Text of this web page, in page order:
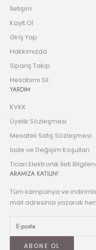
İletişim
Kayıt Ol
Giriş Yap
Hakkımızda
Sipariş Takip
Hesabımı Sil
YARDIM
KVKK
Üyelik Sözleşmesi
Mesafeli Satış Sözleşmesi
İade ve Değişim Koşulları
Ticari Elektronik İleti
ARAMIZA KATILIN!
Tüm kampanya ve
mail adresinizi yazarak
ABONE OL